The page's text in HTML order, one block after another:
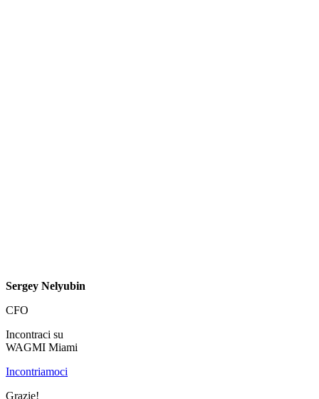
Sergey Nelyubin
CFO
Incontraci su
WAGMI Miami
Incontriamoci
Grazie!